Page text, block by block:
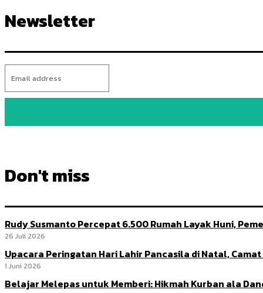
Newsletter
Don't miss
Rudy Susmanto Percepat 6.500 Rumah Layak Huni,
26 Juli 2026
Upacara Peringatan Hari Lahir Pancasila di Natal,
1 Juni 2026
Belajar Melepas untuk Memberi: Hikmah Kurban ala